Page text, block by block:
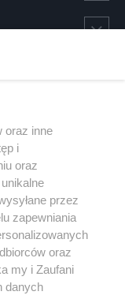
Youtube
oraz inne
i
oraz
przez
zapewniania
oraz
my i Zaufani
danych